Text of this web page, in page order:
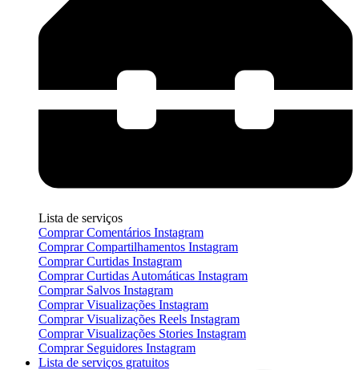
Lista de serviços
Comprar Comentários Instagram
Comprar Compartilhamentos Instagram
Comprar Curtidas Instagram
Comprar Curtidas Automáticas Instagram
Comprar Salvos Instagram
Comprar Visualizações Instagram
Comprar Visualizações Reels Instagram
Comprar Visualizações Stories Instagram
Comprar Seguidores Instagram
Lista de serviços gratuitos